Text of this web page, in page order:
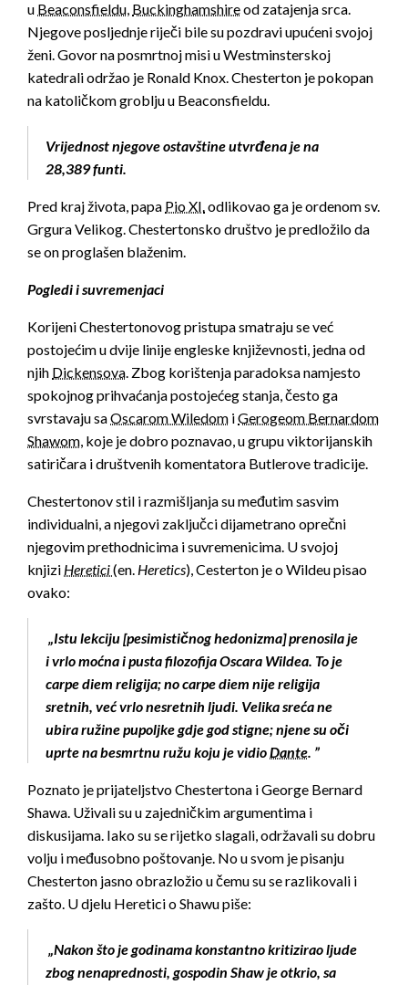
u Beaconsfieldu, Buckinghamshireod zatajenja srca.
Njegove posljednje riječi bile su pozdravi upućeni svojoj
ženi. Govor na posmrtnoj misi u Westminsterskoj
katedrali održao je Ronald Knox. Chesterton je pokopan
na katoličkom groblju u Beaconsfieldu.
Vrijednost njegove ostavštine utvrđena je na
28,389 funti.
Pred kraj života, papa Pio XI.odlikovao ga je ordenom sv.
Grgura Velikog. Chestertonsko društvo je predložilo da
se on proglašen blaženim.
Pogledi i suvremenjaci
Korijeni Chestertonovog pristupa smatraju se već
postojećim u dvije linije engleske književnosti, jedna od
njih Dickensova. Zbog korištenja paradoksa namjesto
spokojnog prihvaćanja postojećeg stanja, često ga
svrstavaju saOscarom Wiledom iGerogeom Bernardom
Shawom, koje je dobro poznavao, u grupu viktorijanskih
satiričara i društvenih komentatora Butlerove tradicije.
Chestertonov stil i razmišljanja su međutim sasvim
individualni, a njegovi zaključci dijametrano oprečni
njegovim prethodnicima i suvremenicima. U svojoj
knjizi Heretici(en. Heretics), Cesterton je o Wildeu pisao
ovako:
„Istu lekciju [pesimističnog hedonizma] prenosila je
i vrlo moćna i pusta filozofija Oscara Wildea. To je
carpe diem religija; no carpe diem nije religija
sretnih, već vrlo nesretnih ljudi. Velika sreća ne
ubira ružine pupoljke gdje god stigne; njene su oči
uprte na besmrtnu ružu koju je vidioDante. ”
Poznato je prijateljstvo Chestertona i George Bernard
Shawa. Uživali su u zajedničkim argumentima i
diskusijama. Iako su se rijetko slagali, održavali su dobru
volju i međusobno poštovanje. No u svom je pisanju
Chesterton jasno obrazložio u čemu su se razlikovali i
zašto. U djelu Heretici o Shawu piše:
„Nakon što je godinama konstantno kritizirao ljude
zbog nenaprednosti, gospodin Shaw je otkrio, sa